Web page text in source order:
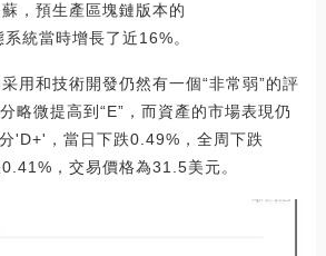
，預生產區塊鏈版本的
統當時增長了近16%。
用和技術開發仍然有一個“非常弱”的評
略微提高到“E”，而資產的市場表現仍
'D+'，當日下跌0.49%，全周下跌
，交易價格為31.5美元。